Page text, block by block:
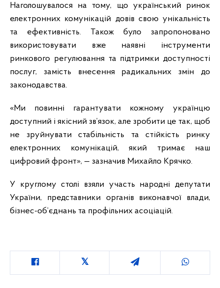
Наголошувалося на тому, що український ринок
електронних комунікацій довів свою унікальність
та ефективність. Також було запропоновано
використовувати вже наявні інструменти
ринкового регулювання та підтримки доступності
послуг, замість внесення радикальних змін до
законодавства.
«Ми повинні гарантувати кожному українцю
доступний і якісний зв’язок, але зробити це так, щоб
не зруйнувати стабільність та стійкість ринку
електронних комунікацій, який тримає наш
цифровий фронт», — зазначив Михайло Крячко.
У круглому столі взяли участь народні депутати
України, представники органів виконавчої влади,
бізнес-об’єднань та профільних асоціацій.